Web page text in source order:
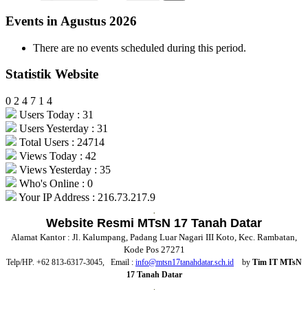
Events in Agustus 2026
There are no events scheduled during this period.
Statistik Website
0 2 4 7 1 4
Users Today : 31
Users Yesterday : 31
Total Users : 24714
Views Today : 42
Views Yesterday : 35
Who's Online : 0
Your IP Address : 216.73.217.9
Website Resmi MTsN 17 Tanah Datar
Alamat Kantor : Jl. Kalumpang, Padang Luar Nagari III Koto, Kec. Rambatan,
Kode Pos 27271
Telp/HP. +62 813-6317-3045, Email : info@mtsn17tanahdatar.sch.id by Tim IT MTsN
17 Tanah Datar
.